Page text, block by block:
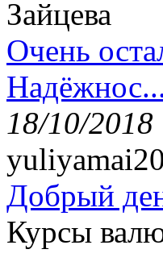
Зайцева
Очень
18/10/2018
Добрый
Курсы